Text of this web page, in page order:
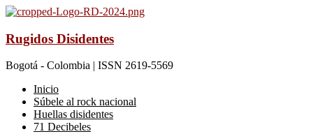
Rugidos Disidentes
Bogotá - Colombia | ISSN 2619-5569
Inicio
Súbele al rock nacional
Huellas disidentes
71 Decibeles